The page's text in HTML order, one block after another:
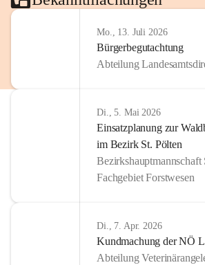
Mo., 13. Juli 2026
Bürgerbegutachtung
Abteilung
Di., 5. Mai 2026
Einsatzplanung zur
im Bezirk St. Pölten
Bezirkshauptmannschaft
Fachgebiet Forstwesen
Di., 7. Apr. 2026
Kundmachung der NÖ
Abteilung